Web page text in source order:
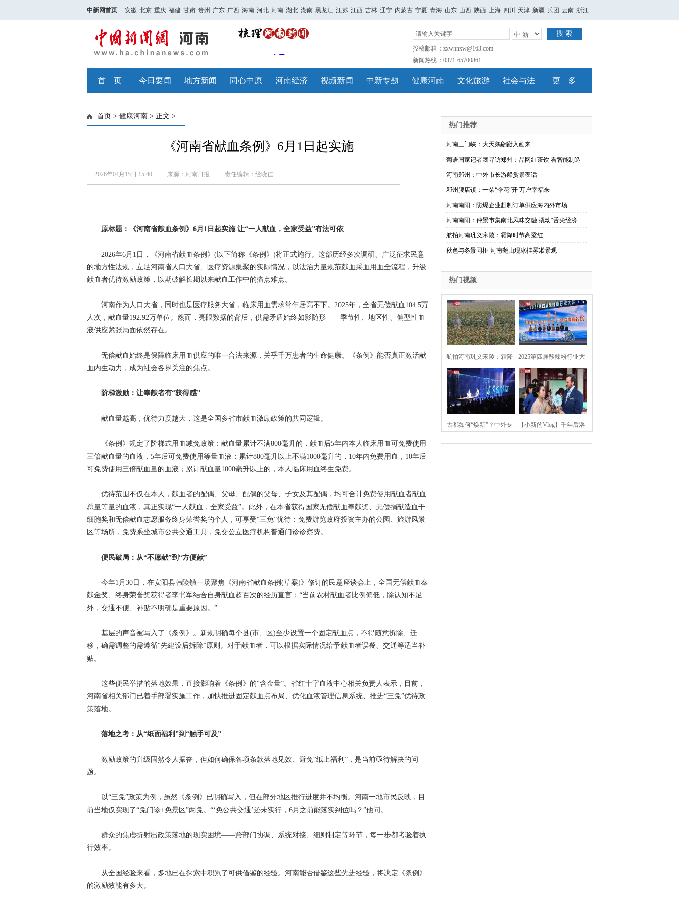
中新网首页 安徽 北京 重庆 福建 甘肃 贵州 广东 广西 海南 河北 河南 湖北 湖南 黑龙江 江苏 江西 吉林 辽宁 内蒙古 宁夏 青海 山东 山西 陕西 上海 四川 天津 新疆 兵团 云南 浙江
搜 索
投稿邮箱：zxwhnxw@163.com
新闻热线：0371-65700861
首 页 今日要闻 地方新闻 同心中原 河南经济 视频新闻 中新专题 健康河南 文化旅游 社会与法 更 多
首页 > 健康河南 > 正文 >
《河南省献血条例》6月1日起实施
2026年04月15日 15:40 来源：河南日报 责任编辑：经晓佳
原标题：《河南省献血条例》6月1日起实施 让“一人献血，全家受益”有法可依
2026年6月1日，《河南省献血条例》(以下简称《条例》)将正式施行。这部历经多次调研、广泛征求民意
的地方性法规，立足河南省人口大省、医疗资源集聚的实际情况，以法治力量规范献血采血用血全流程，升级
献血者优待激励政策，以期破解长期以来献血工作中的痛点难点。
河南作为人口大省，同时也是医疗服务大省，临床用血需求常年居高不下。2025年，全省无偿献血104.5万
人次，献血量192.92万单位。然而，亮眼数据的背后，供需矛盾始终如影随形——季节性、地区性、偏型性血
液供应紧张局面依然存在。
无偿献血始终是保障临床用血供应的唯一合法来源，关乎千万患者的生命健康。《条例》能否真正激活献
血内生动力，成为社会各界关注的焦点。
阶梯激励：让奉献者有“获得感”
献血量越高，优待力度越大，这是全国多省市献血激励政策的共同逻辑。
《条例》规定了阶梯式用血减免政策：献血量累计不满800毫升的，献血后5年内本人临床用血可免费使用
三倍献血量的血液，5年后可免费使用等量血液；累计800毫升以上不满1000毫升的，10年内免费用血，10年后
可免费使用三倍献血量的血液；累计献血量1000毫升以上的，本人临床用血终生免费。
优待范围不仅在本人，献血者的配偶、父母、配偶的父母、子女及其配偶，均可合计免费使用献血者献血
总量等量的血液，真正实现“一人献血，全家受益”。此外，在本省获得国家无偿献血奉献奖、无偿捐献造血干
细胞奖和无偿献血志愿服务终身荣誉奖的个人，可享受“三免”优待：免费游览政府投资主办的公园、旅游风景
区等场所，免费乘坐城市公共交通工具，免交公立医疗机构普通门诊诊察费。
便民破局：从“不愿献”到“方便献”
今年1月30日，在安阳县韩陵镇一场聚焦《河南省献血条例(草案)》修订的民意座谈会上，全国无偿献血奉
献金奖、终身荣誉奖获得者李书军结合自身献血超百次的经历直言：“当前农村献血者比例偏低，除认知不足
外，交通不便、补贴不明确是重要原因。”
基层的声音被写入了《条例》。新规明确每个县(市、区)至少设置一个固定献血点，不得随意拆除、迁
移，确需调整的需遵循“先建设后拆除”原则。对于献血者，可以根据实际情况给予献血者误餐、交通等适当补
贴。
这些便民举措的落地效果，直接影响着《条例》的“含金量”。省红十字血液中心相关负责人表示，目前，
河南省相关部门已着手部署实施工作，加快推进固定献血点布局、优化血液管理信息系统、推进“三免”优待政
策落地。
落地之考：从“纸面福利”到“触手可及”
激励政策的升级固然令人振奋，但如何确保各项条款落地见效、避免“纸上福利”，是当前亟待解决的问
题。
以“三免”政策为例，虽然《条例》已明确写入，但在部分地区推行进度并不均衡。河南一地市民反映，目
前当地仅实现了“免门诊+免景区”两免。“‘免公共交通’还未实行，6月之前能落实到位吗？”他问。
群众的焦虑折射出政策落地的现实困境——跨部门协调、系统对接、细则制定等环节，每一步都考验着执
行效率。
从全国经验来看，多地已在探索中积累了可供借鉴的经验。河南能否借鉴这些先进经验，将决定《条例》
的激励效能有多大。
热门推荐
河南三门峡：大天鹅翩跹入画来
葡语国家记者团寻访郑州：品网红茶饮 看智能制造
河南郑州：中外市长游船赏景夜话
邓州腰店镇：一朵“伞花”开 万户幸福来
河南南阳：防爆企业赶制订单供应海内外市场
河南南阳：仲景市集南北风味交融 撬动“舌尖经济
航拍河南巩义宋陵：霜降时节高粱红
秋色与冬景同框 河南尧山现冰挂雾凇景观
热门视频
航拍河南巩义宋陵：霜降
时节高粱红
2025第四届酸辣粉行业大
会在河南开封举行
古都如何“焕新”？中外专 【小新的Vlog】千年后洛